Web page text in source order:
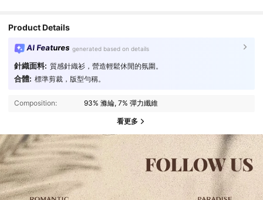
Product Details
AI Features generated based on details
針織面料: 質感針織衫，營造輕鬆休閒的氛圍。
合體: 標準剪裁，版型勻稱。
Composition: 93% 滌綸, 7% 彈力纖維
看更多